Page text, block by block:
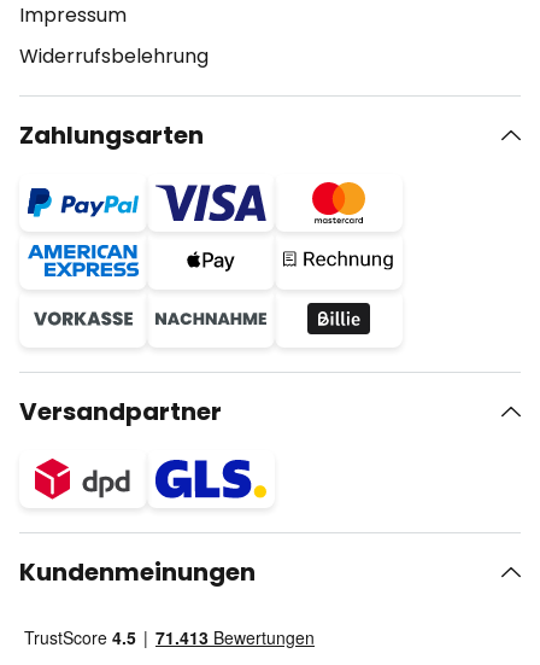
Impressum
Widerrufsbelehrung
Zahlungsarten
Versandpartner
Kundenmeinungen